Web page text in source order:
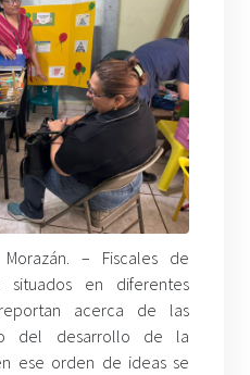
– Fiscales de
en diferentes
acerca de las
del desarrollo de la
ese orden de ideas se